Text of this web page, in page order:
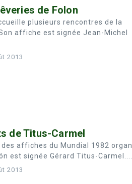
de Folon
plusieurs rencontres de la
affiche est signée Jean-Michel
2013
de Titus-Carmel
des affiches du Mundial 1982
est signée Gérard Titus-Carmel....
2013